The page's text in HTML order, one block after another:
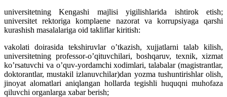
universitetning Kengashi majlisi yigilishlarida ishtirok etish;
universitet rektoriga komplaene nazorat va korrupsiyaga qarshi
kurashish masalalariga oid takliflar kiritish:
vakolati doirasida tekshiruvlar oʼtkazish, xujjatlarni talab kilish,
universitetning professor-oʼqituvchilari, boshqaruv, texnik, xizmat
koʼrsatuvchi va oʼquv-yordamchi xodimlari, talabalar (magistrantlar,
doktorantlar, mustakil izlanuvchilar)dan yozma tushuntirishlar olish,
jinoyat alomatlari aniqlangan hollarda tegishli huquqni muhofaza
qiluvchi organlarga xabar berish;